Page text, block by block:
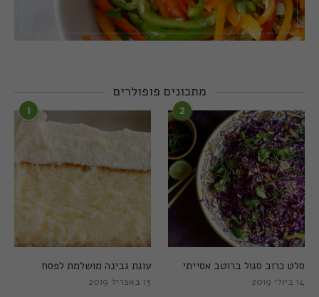
מתכונים פופולרים
1
עוגת גבינה מושלמת לפסח
13 באפריל 2019
2
סלט כרוב סגול ברוטב אסייתי
14 ביולי 2019